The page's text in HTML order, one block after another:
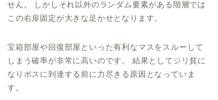
せん。 しかしそれ以外のランダム要素がある階層では
この右扉固定が大きな足かせとなります。
宝箱部屋や回復部屋といった有利なマスをスルーして
しまう確率が非常に高いのです。 結果としてジリ貧に
なりボスに到達する前に力尽きる原因となっていま
す。